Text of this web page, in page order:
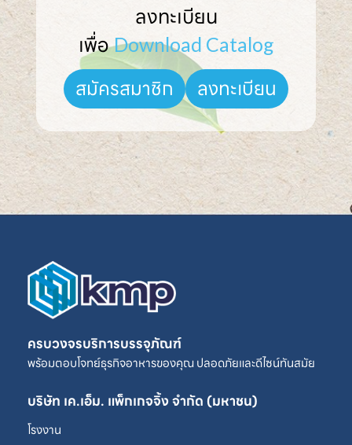
ลงทะเบียน
เพื่อ Download Catalog
สมัครสมาชิก ลงทะเบียน
ครบวงจรบริการบรรจุภัณฑ์
พร้อมตอบโจทย์ธุรกิจอาหารของคุณ ปลอดภัยและดีไซน์ทันสมัย
บริษัท เค.เอ็ม. แพ็กเกจจิ้ง จำกัด (มหาชน)
โรงงาน